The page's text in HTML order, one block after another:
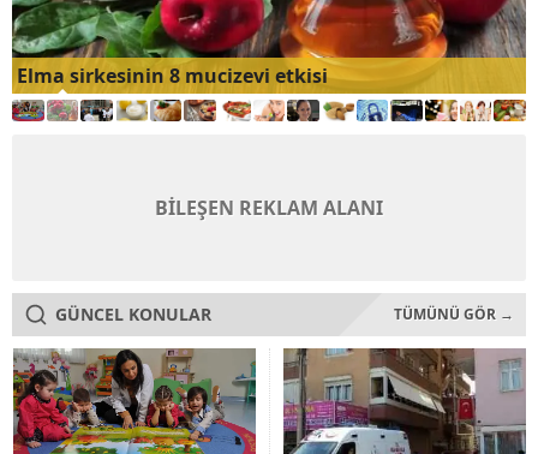
Elma sirkesinin 8 mucizevi etkisi
BİLEŞEN REKLAM ALANI
GÜNCEL KONULAR TÜMÜNÜ GÖR →